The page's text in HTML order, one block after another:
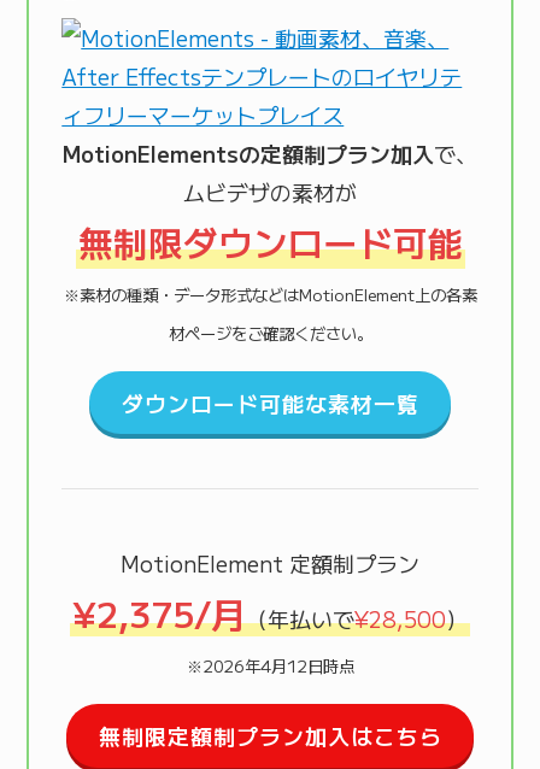
MotionElementsの定額制プラン加入で、
ムビデザの素材が
無制限ダウンロード可能
※素材の種類・データ形式などはMotionElement上の各素
材ページをご確認ください。
ダウンロード可能な素材一覧
MotionElement 定額制プラン
¥2,375/月（年払いで¥28,500）
※2026年4月12日時点
無制限定額制プラン加入はこちら